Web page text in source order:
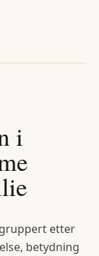
i
etter
betydning